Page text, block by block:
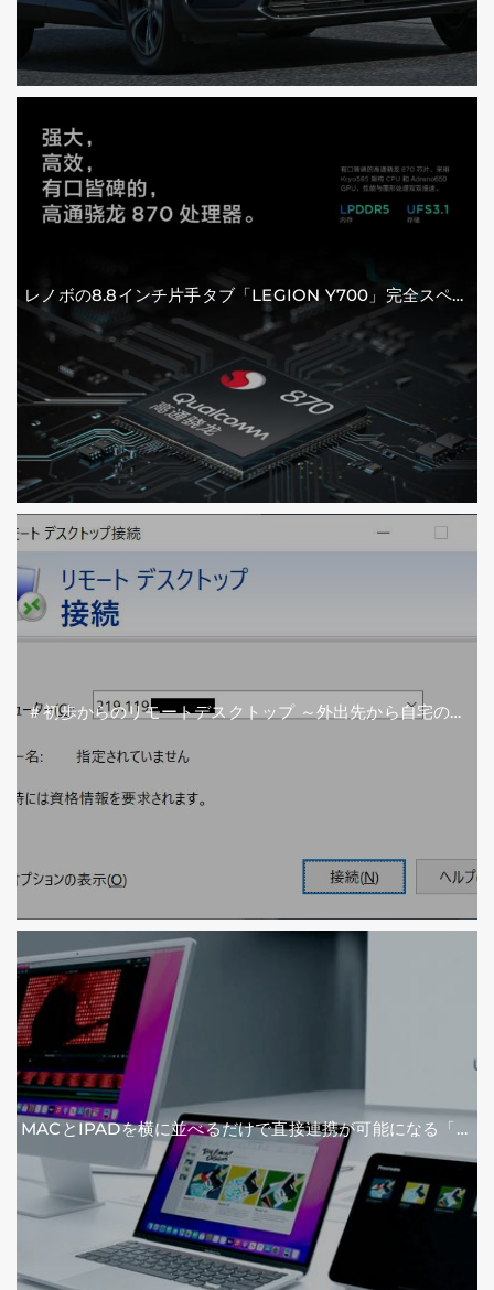
レノボの8.8インチ片手タブ「LEGION Y700」完全スペッ
ク公開！【価格は4万円台か】
＃初歩からのリモートデスクトップ ～外出先から自宅のパ
MACとIPADを横に並べるだけで直接連携が可能になる「ユ
ニバーサルコントロール」の仕組みとは？